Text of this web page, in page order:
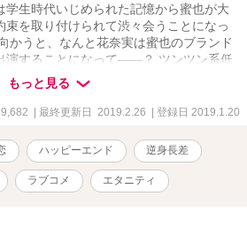
学生時代いじめられた記憶から蜜也が大
を取り付けられて渋々会うことになっ
かうと、なんと花奈実は蜜也のブランド
演することになって――？ ツンツン系低
女子のラブコメです。 ※ムーンライトノ
もっと見る
| 最終更新日 2019.2.26 | 登録日 2019.1.20
ハッピーエンド 逆身長差
ラブコメ エタニティ